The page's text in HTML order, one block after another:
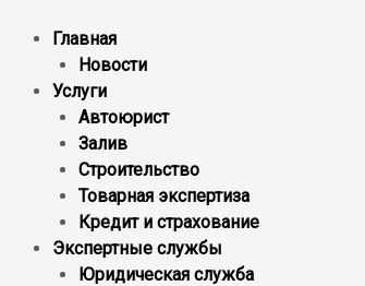
Главная
Новости
Услуги
Автоюрист
Залив
Строительство
Товарная экспертиза
Кредит и страхование
Экспертные службы
Юридическая служба